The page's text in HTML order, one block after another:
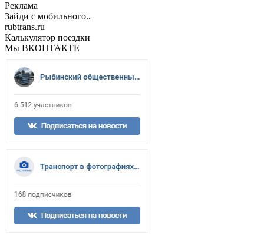
Реклама
Зайди с мобильного..
rubtrans.ru
Калькулятор поездки
Мы ВКОНТАКТЕ